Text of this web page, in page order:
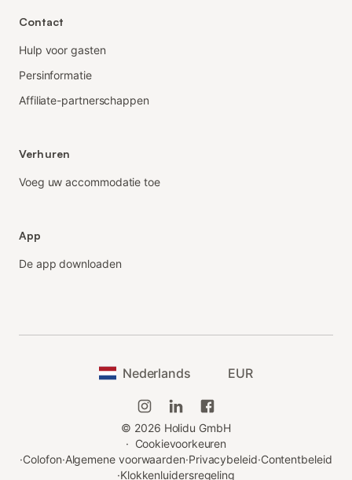
Contact
Hulp voor gasten
Persinformatie
Affiliate-partnerschappen
Verhuren
Voeg uw accommodatie toe
App
De app downloaden
Nederlands EUR
© 2026 Holidu GmbH
· Cookievoorkeuren
·Colofon·Algemene voorwaarden·Privacybeleid·Contentbeleid
·Klokkenluidersregeling